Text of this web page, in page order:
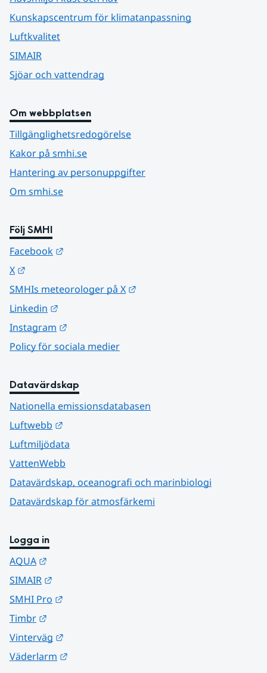
Kunskapscentrum för klimatanpassning
Luftkvalitet
SIMAIR
Sjöar och vattendrag
Om webbplatsen
Tillgänglighetsredogörelse
Kakor på smhi.se
Hantering av personuppgifter
Om smhi.se
Följ SMHI
Facebook
X
SMHIs meteorologer på X
Linkedin
Instagram
Policy för sociala medier
Datavärdskap
Nationella emissionsdatabasen
Luftwebb
Luftmiljödata
VattenWebb
Datavärdskap, oceanografi och marinbiologi
Datavärdskap för atmosfärkemi
Logga in
AQUA
SIMAIR
SMHI Pro
Timbr
Vinterväg
Väderlarm